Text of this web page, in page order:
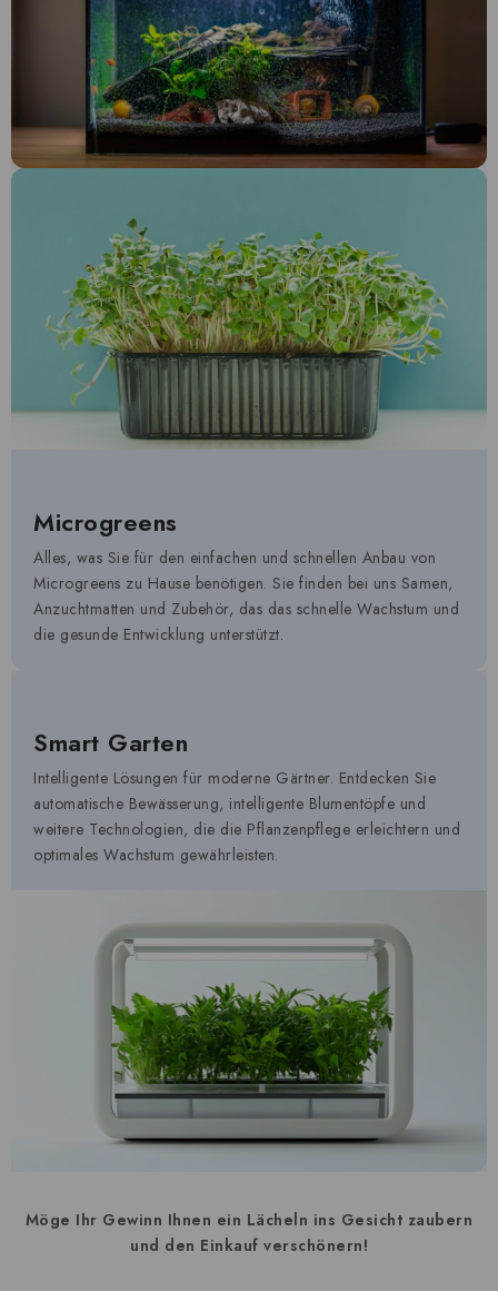
Microgreens
Alles, was Sie für den einfachen und schnellen Anbau von
Microgreens zu Hause benötigen. Sie finden bei uns Samen,
Anzuchtmatten und Zubehör, das das schnelle Wachstum und
die gesunde Entwicklung unterstützt.
Smart Garten
Intelligente Lösungen für moderne Gärtner. Entdecken Sie
automatische Bewässerung, intelligente Blumentöpfe und
weitere Technologien, die die Pflanzenpflege erleichtern und
optimales Wachstum gewährleisten.
Möge Ihr Gewinn Ihnen ein Lächeln ins Gesicht zaubern
und den Einkauf verschönern!